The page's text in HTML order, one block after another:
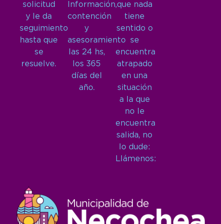
solicitud
y le da
seguimiento
hasta que
se
resuelve.
Información,
contención
y
asesoramiento
las 24 hs,
los 365
días del
año.
que nada
tiene
sentido o
se
encuentra
atrapado
en una
situación
a la que
no le
encuentra
salida, no
lo dude:
Llámenos: